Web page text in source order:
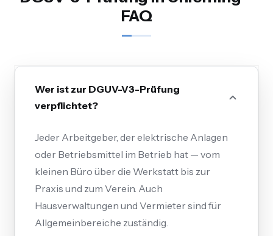
FAQ
Wer ist zur DGUV-V3-Prüfung
verpflichtet?
Jeder Arbeitgeber, der elektrische Anlagen
oder Betriebsmittel im Betrieb hat — vom
kleinen Büro über die Werkstatt bis zur
Praxis und zum Verein. Auch
Hausverwaltungen und Vermieter sind für
Allgemeinbereiche zuständig.